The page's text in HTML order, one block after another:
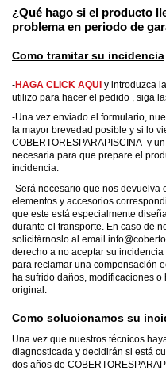
¿Qué hago si el producto
problema en periodo de
Como tramitar su incidencia
-HAGA CLICK AQUI y introduzca
utilizo para hacer el pedido , siga
-Una vez enviado el formulario,
la mayor brevedad posible y si lo
COBERTORESPARAPISCINA y
necesaria para que prepare el
incidencia.
-Será necesario que nos devuelva
elementos y accesorios
que este está especialmente
durante el transporte. En caso de
solicitárnoslo al email
derecho a no aceptar su
para reclamar una compensación
ha sufrido daños, modificaciones
original.
Como solucionamos su
Una vez que nuestros técnicos
diagnosticada y decidirán si está
dos años de